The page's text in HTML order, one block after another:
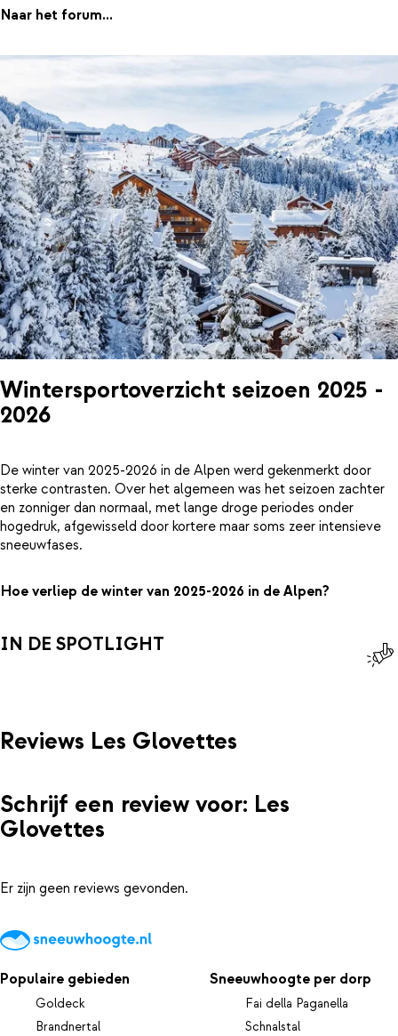
Naar het forum...
Wintersportoverzicht seizoen 2025 -
2026
De winter van 2025-2026 in de Alpen werd gekenmerkt door
sterke contrasten. Over het algemeen was het seizoen zachter
en zonniger dan normaal, met lange droge periodes onder
hogedruk, afgewisseld door kortere maar soms zeer intensieve
sneeuwfases.
Hoe verliep de winter van 2025-2026 in de Alpen?
IN DE SPOTLIGHT
Reviews Les Glovettes
Schrijf een review voor: Les
Glovettes
Er zijn geen reviews gevonden.
Populaire gebieden
Goldeck
Brandnertal
Sneeuwhoogte per dorp
Fai della Paganella
Schnalstal